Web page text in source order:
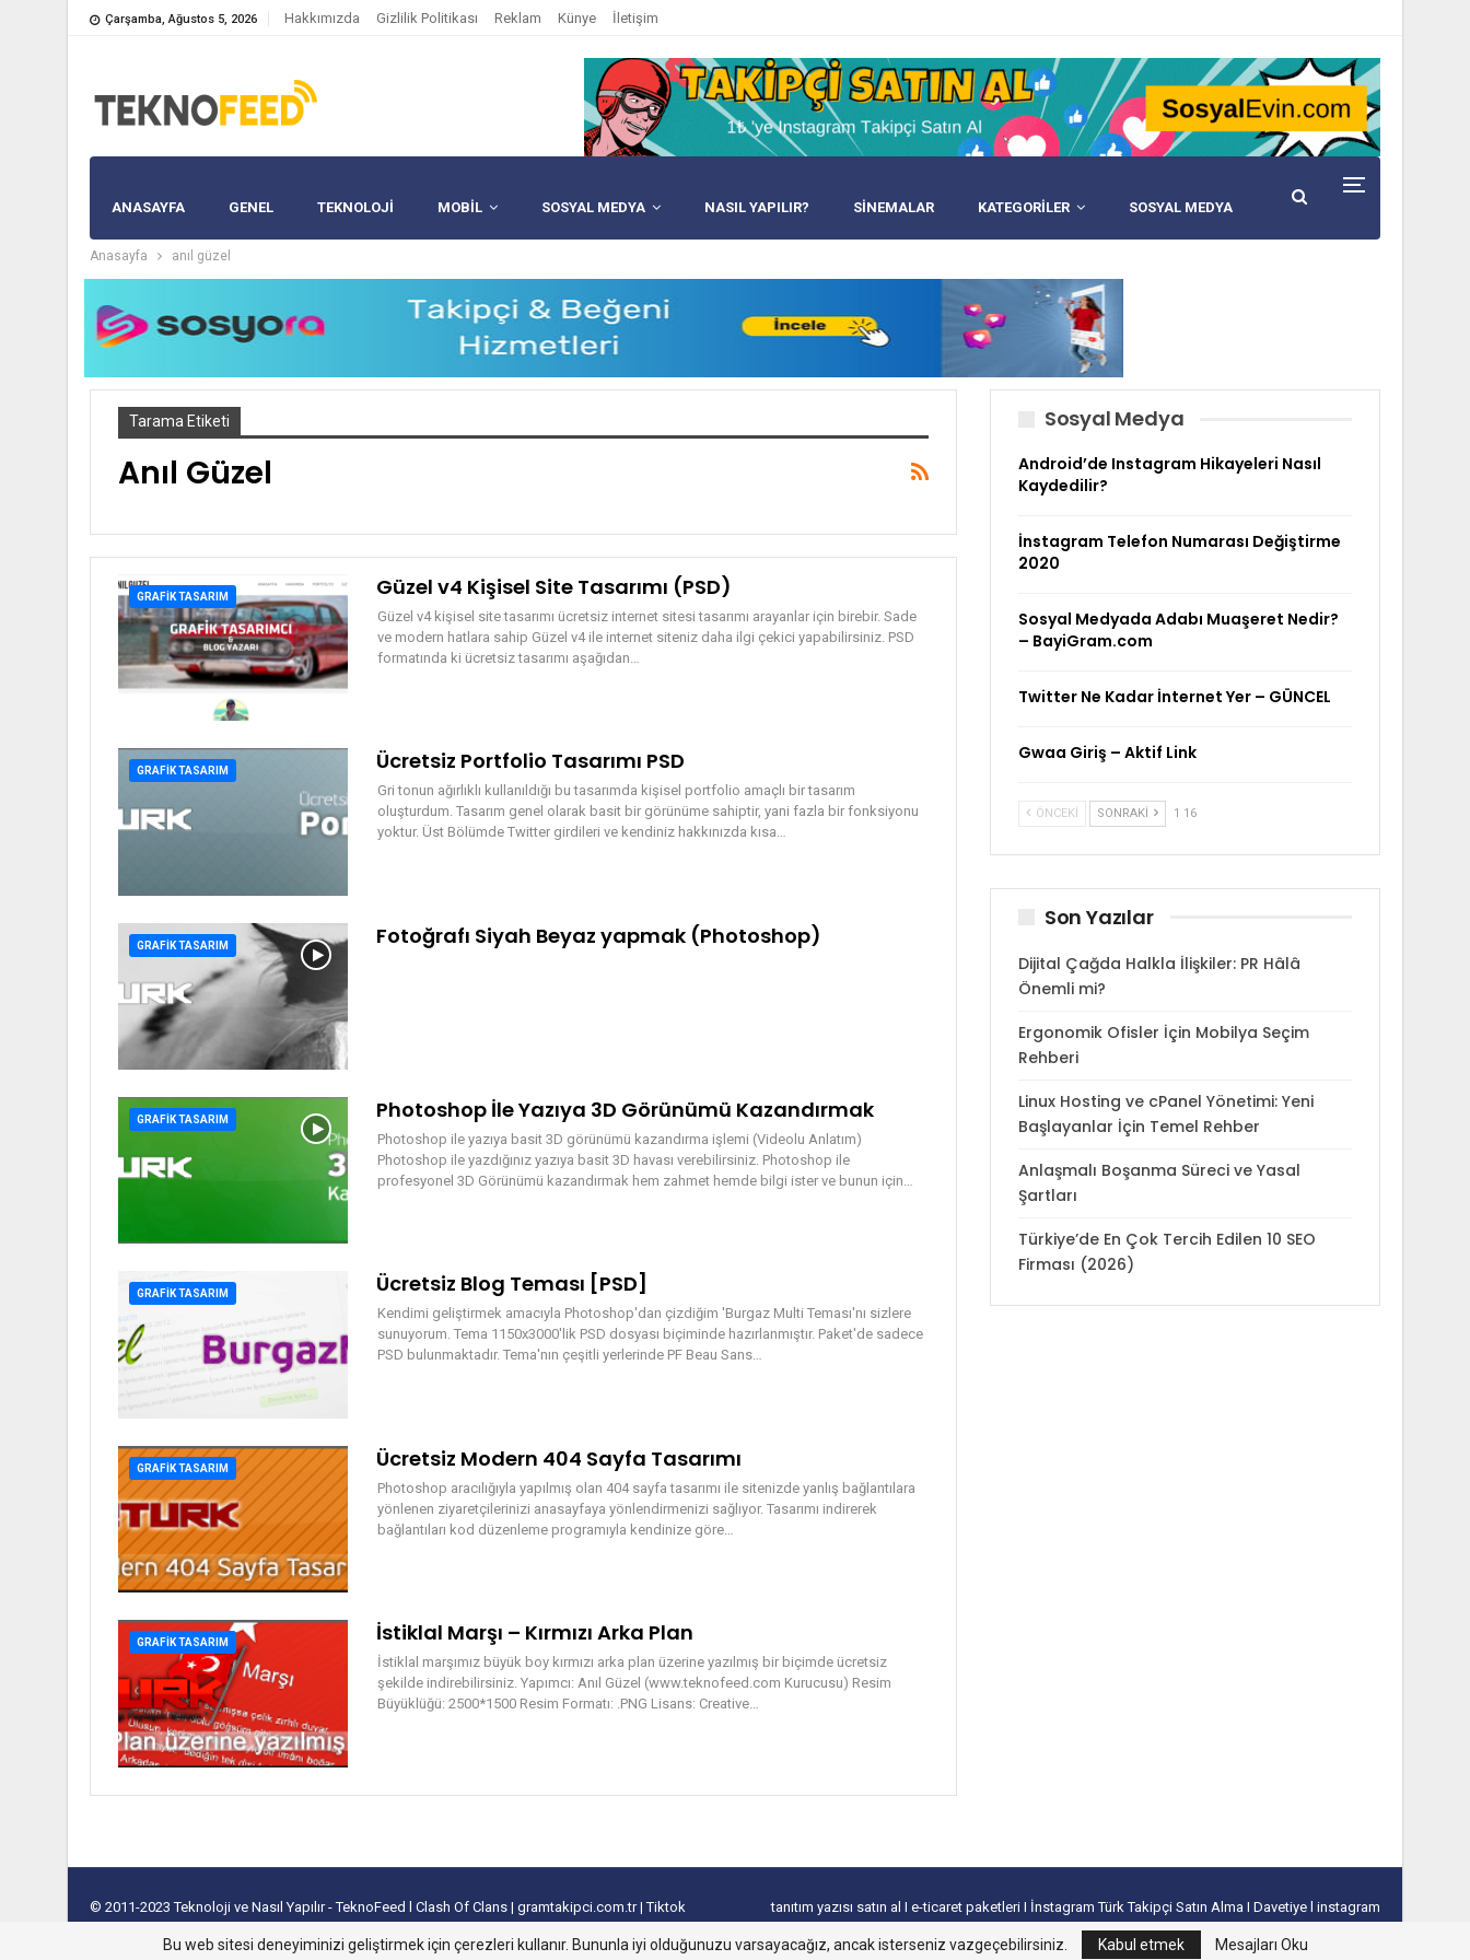
Çarşamba, Ağustos 5, 2026 Hakkımızda Gizlilik Politikası Reklam Künye İletişim
ANASAYFA GENEL TEKNOLOJİ MOBIL SOSYAL MEDYA NASIL YAPILIR? SINEMALAR KATEGORİLER SOSYAL MEDYA
Anasayfa anıl güzel
Tarama Etiketi
Anıl Güzel
GRAFIK TASARIM Güzel v4 Kişisel Site Tasarımı (PSD)
Güzel v4 kişisel site tasarımı ücretsiz internet sitesi tasarımı arayanlar için birebir. Sade
ve modern hatlara sahip Güzel v4 ile internet siteniz daha ilgi çekici yapabilirsiniz. PSD
formatında ki ücretsiz tasarımı aşağıdan…
GRAFIK TASARIM Ücretsiz Portfolio Tasarımı PSD
Gri tonun ağırlıklı kullanıldığı bu tasarımda kişisel portfolio amaçlı bir tasarım
oluşturdum. Tasarım genel olarak basit bir görünüme sahiptir, yani fazla bir fonksiyonu
yoktur. Üst Bölümde Twitter girdileri ve kendiniz hakkınızda kısa…
GRAFIK TASARIM Fotoğrafı Siyah Beyaz yapmak (Photoshop)
GRAFIK TASARIM Photoshop İle Yazıya 3D Görünümü Kazandırmak
Photoshop ile yazıya basit 3D görünümü kazandırma işlemi (Videolu Anlatım)
Photoshop ile yazdığınız yazıya basit 3D havası verebilirsiniz. Photoshop ile
profesyonel 3D Görünümü kazandırmak hem zahmet hemde bilgi ister ve bunun için…
GRAFIK TASARIM Ücretsiz Blog Teması [PSD]
Kendimi geliştirmek amacıyla Photoshop'dan çizdiğim 'Burgaz Multi Teması'nı sizlere
sunuyorum. Tema 1150x3000'lik PSD dosyası biçiminde hazırlanmıştır. Paket'de sadece
PSD bulunmaktadır. Tema'nın çeşitli yerlerinde PF Beau Sans…
GRAFIK TASARIM Ücretsiz Modern 404 Sayfa Tasarımı
Photoshop aracılığıyla yapılmış olan 404 sayfa tasarımı ile sitenizde yanlış bağlantılara
yönlenen ziyaretçilerinizi anasayfaya yönlendirmenizi sağlıyor. Tasarımı indirerek
bağlantıları kod düzenleme programıyla kendinize göre…
GRAFIK TASARIM İstiklal Marşı – Kırmızı Arka Plan
İstiklal marşımız büyük boy kırmızı arka plan üzerine yazılmış bir biçimde ücretsiz
şekilde indirebilirsiniz. Yapımcı: Anıl Güzel (www.teknofeed.com Kurucusu) Resim
Büyüklüğü: 2500*1500 Resim Formatı: .PNG Lisans: Creative…
Sosyal Medya
Android’de Instagram Hikayeleri Nasıl
Kaydedilir?
İnstagram Telefon Numarası Değiştirme
2020
Sosyal Medyada Adabı Muaşeret Nedir?
– BayiGram.com
Twitter Ne Kadar İnternet Yer – GÜNCEL
Gwaa Giriş – Aktif Link
ÖNCEKI SONRAKI 1 16
Son Yazılar
Dijital Çağda Halkla İlişkiler: PR Hâlâ
Önemli mi?
Ergonomik Ofisler İçin Mobilya Seçim
Rehberi
Linux Hosting ve cPanel Yönetimi: Yeni
Başlayanlar İçin Temel Rehber
Anlaşmalı Boşanma Süreci ve Yasal
Şartları
Türkiye’de En Çok Tercih Edilen 10 SEO
Firması (2026)
© 2011-2023Teknoloji ve Nasıl Yapılır - TeknoFeed l Clash Of Clans | gramtakipci.com.tr|Tiktok
tanıtım yazısı satın al I e-ticaret paketleri I İnstagram Türk Takipçi Satın Alma I Davetiye l instagram
takipçi hilesiIexcel tablo oluşturma
Bu web sitesi deneyiminizi geliştirmek için çerezleri kullanır. Bununla iyi olduğunuzu varsayacağız, ancak isterseniz vazgeçebilirsiniz. Kabul etmek Mesajları Oku